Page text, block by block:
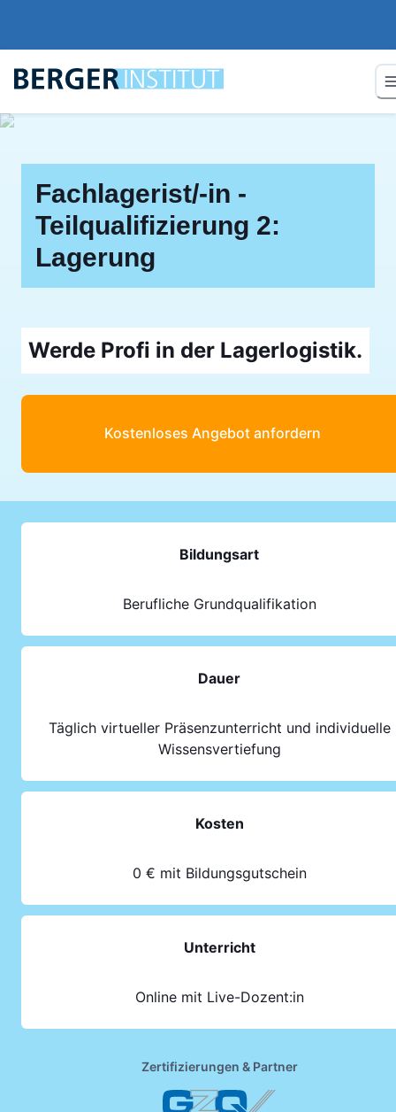
Fachlagerist/-in -
Teilqualifizierung 2:
Lagerung
Werde Profi in der Lagerlogistik.
Kostenloses Angebot anfordern
Bildungsart
Berufliche Grundqualifikation
Dauer
Täglich virtueller Präsenzunterricht und individuelle
Wissensvertiefung
Kosten
0 € mit Bildungsgutschein
Unterricht
Online mit Live-Dozent:in
Zertifizierungen & Partner